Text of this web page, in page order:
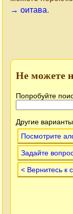
→ оитава.
Не можете
Попробуйте
Другие
Посмотрите
Задайте
< Вернитесь к